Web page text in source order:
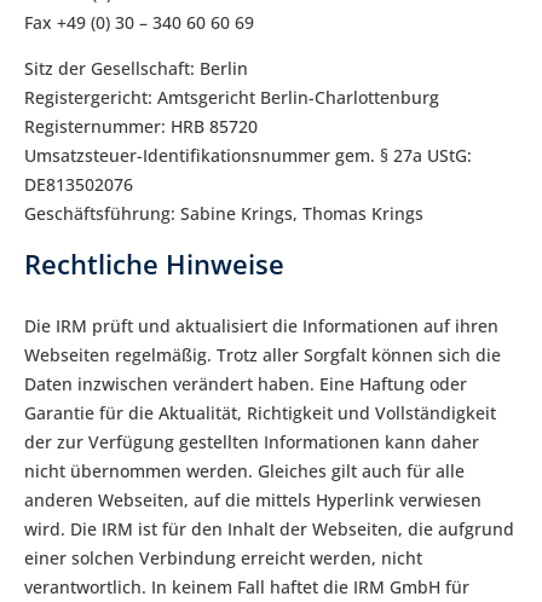
Fax +49 (0) 30 – 340 60 60 69
Sitz der Gesellschaft: Berlin
Registergericht: Amtsgericht Berlin-Charlottenburg
Registernummer: HRB 85720
Umsatzsteuer-Identifikationsnummer gem. § 27a UStG:
DE813502076
Geschäftsführung: Sabine Krings, Thomas Krings
Rechtliche Hinweise
Die IRM prüft und aktualisiert die Informationen auf ihren
Webseiten regelmäßig. Trotz aller Sorgfalt können sich die
Daten inzwischen verändert haben. Eine Haftung oder
Garantie für die Aktualität, Richtigkeit und Vollständigkeit
der zur Verfügung gestellten Informationen kann daher
nicht übernommen werden. Gleiches gilt auch für alle
anderen Webseiten, auf die mittels Hyperlink verwiesen
wird. Die IRM ist für den Inhalt der Webseiten, die aufgrund
einer solchen Verbindung erreicht werden, nicht
verantwortlich. In keinem Fall haftet die IRM GmbH für